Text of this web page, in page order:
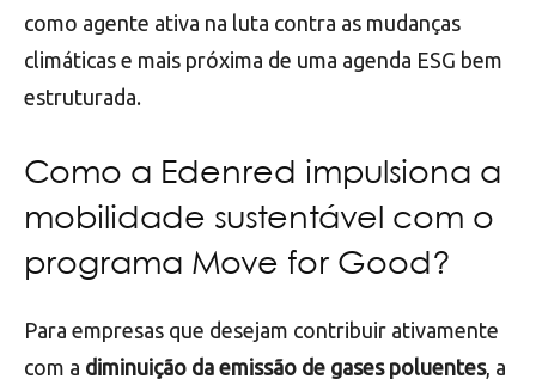
como agente ativa na luta contra as mudanças
climáticas e mais próxima de uma agenda ESG bem
estruturada.
Como a Edenred impulsiona a
mobilidade sustentável com o
programa Move for Good?
Para empresas que desejam contribuir ativamente
com a diminuição da emissão de gases poluentes, a